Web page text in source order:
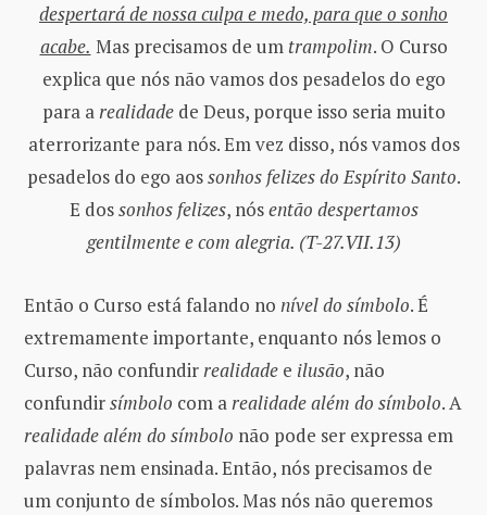
despertará de nossa culpa e medo, para que o sonho
acabe. Mas precisamos de um trampolim. O Curso
explica que nós não vamos dos pesadelos do ego
para arealidadede Deus, porque isso seria muito
aterrorizante para nós. Em vez disso, nós vamos dos
pesadelos do ego aossonhos felizes do Espírito Santo.
E dossonhos felizes, nósentão despertamos
gentilmente e com alegria. (T-27.VII.13)
Então o Curso está falando no nível do símbolo. É
extremamente importante, enquanto nós lemos o
Curso, não confundirrealidade e ilusão, não
confundirsímbolo com arealidade além do símbolo. A
realidade além do símbolo não pode ser expressa em
palavras nem ensinada. Então, nós precisamos de
um conjunto de símbolos. Mas nós não queremos